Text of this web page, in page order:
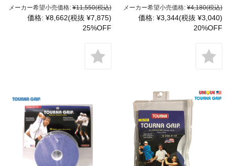
メーカー希望小売価格: ¥11,550(税込)
価格: ¥8,662(税抜 ¥7,875)
25%OFF
メーカー希望小売価格: ¥4,180(税込)
価格: ¥3,344(税抜 ¥3,040)
20%OFF